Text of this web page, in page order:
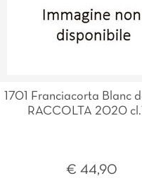
1701 Franciacorta Blanc
RACCOLTA 2020
€ 44,90